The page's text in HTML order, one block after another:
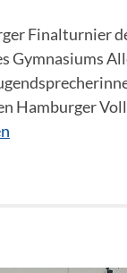
Finalturnier
Gymnasiums
Hamburger